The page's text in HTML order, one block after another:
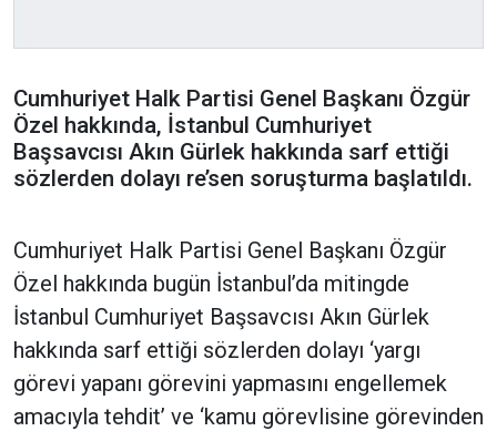
Cumhuriyet Halk Partisi Genel Başkanı Özgür
Özel hakkında, İstanbul Cumhuriyet
Başsavcısı Akın Gürlek hakkında sarf ettiği
sözlerden dolayı re’sen soruşturma başlatıldı.
Cumhuriyet Halk Partisi Genel Başkanı Özgür
Özel hakkında bugün İstanbul’da mitingde
İstanbul Cumhuriyet Başsavcısı Akın Gürlek
hakkında sarf ettiği sözlerden dolayı ‘yargı
görevi yapanı görevini yapmasını engellemek
amacıyla tehdit’ ve ‘kamu görevlisine görevinden